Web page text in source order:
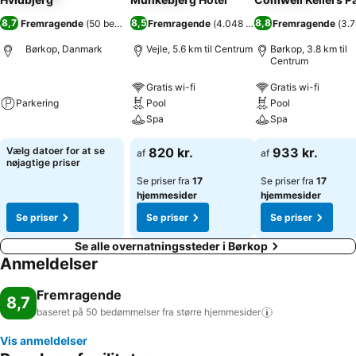
8,7 Fremragende (50 bedømmelser)
Børkop, Danmark
Parkering
Vælg datoer for at se
nøjagtige priser
Se priser
8,5Fremragende (4.048 bedømmelser)
Vejle, 5.6 km til Centrum
Gratis wi-fi
Pool
Spa
af 820 kr.
Se priser fra 17
hjemmesider
Se priser
8,8Fremragende (
Børkop, 3.8 km til
Centrum
Gratis wi-fi
Pool
Spa
af 933 kr.
Se priser fra 17
hjemmesider
Se priser
Se alle overnatningssteder i Børkop
Anmeldelser
8,7 Fremragende
baseret på 50 bedømmelser fra større hjemmesider
Vis anmeldelser